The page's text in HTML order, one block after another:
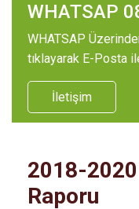
WHATSAP
WHATSAP
tıklayarak E-Posta
İletişim
2018-2020
Raporu